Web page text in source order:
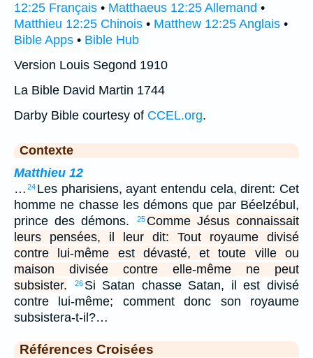
12:25 Français • Matthaeus 12:25 Allemand •
Matthieu 12:25 Chinois • Matthew 12:25 Anglais •
Bible Apps • Bible Hub
Version Louis Segond 1910
La Bible David Martin 1744
Darby Bible courtesy of CCEL.org.
Contexte
Matthieu 12
… 24 Les pharisiens, ayant entendu cela, dirent: Cet
homme ne chasse les démons que par Béelzébul,
prince des démons.
25 Comme Jésus connaissait
leurs pensées, il leur dit: Tout royaume divisé
contre lui-même est dévasté, et toute ville ou
maison divisée contre elle-même ne peut
subsister.
26 Si Satan chasse Satan, il est divisé
contre lui-même; comment donc son royaume
subsistera-t-il?…
Références Croisées